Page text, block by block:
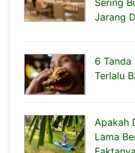
Jarang
6 Tanda
Terlalu
Apakah
Lama